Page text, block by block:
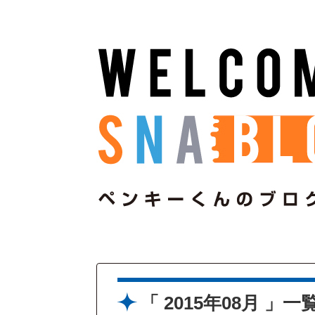
2015年08月 一